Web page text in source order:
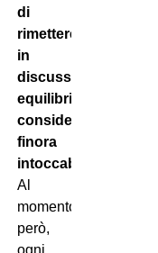
di
rimettere
in
discussione
equilibri
considerati
finora
intoccabili
Al
momento,
però,
ogni